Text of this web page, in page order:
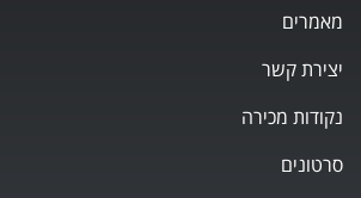
מאמרים
יצירת קשר
נקודות מכירה
סרטונים